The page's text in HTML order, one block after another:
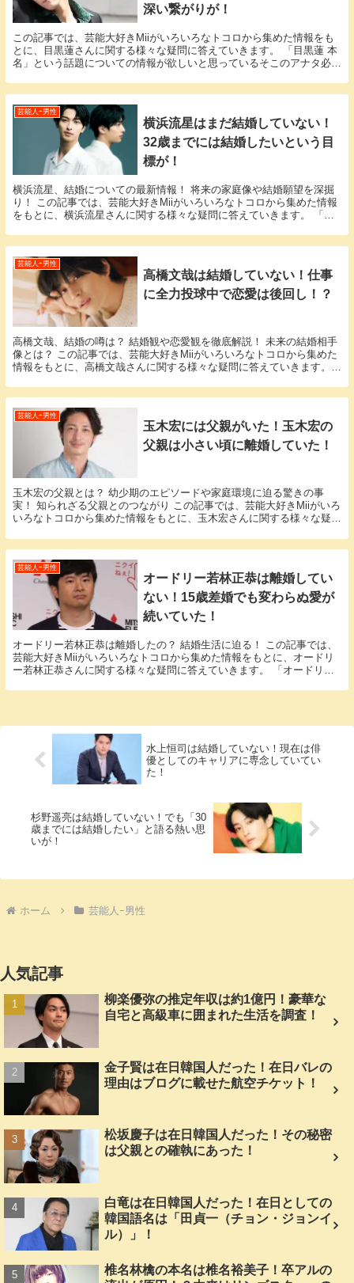
深い繋がりが！
この記事では、芸能大好きMiiがいろいろなトコロから集めた情報をも
とに、目黒蓮さんに関する様々な疑問に答えていきます。 「目黒蓮 本
名」という話題についての情報が欲しいと思っているそこのアナタ必
芸能人ｰ男性
横浜流星はまだ結婚していない！
32歳までには結婚したいという目
標が！
横浜流星、結婚についての最新情報！ 将来の家庭像や結婚願望を深掘
り！ この記事では、芸能大好きMiiがいろいろなトコロから集めた情報
をもとに、横浜流星さんに関する様々な疑問に答えていきます。 「横
芸能人ｰ男性
高橋文哉は結婚していない！仕事
に全力投球中で恋愛は後回し！？
高橋文哉、結婚の噂は？ 結婚観や恋愛観を徹底解説！ 未来の結婚相手
像とは？ この記事では、芸能大好きMiiがいろいろなトコロから集めた
情報をもとに、高橋文哉さんに関する様々な疑問に答えていきます。
芸能人ｰ男性
玉木宏には父親がいた！玉木宏の
父親は小さい頃に離婚していた！
玉木宏の父親とは？ 幼少期のエピソードや家庭環境に迫る驚きの事
実！ 知られざる父親とのつながり この記事では、芸能大好きMiiがいろ
いろなトコロから集めた情報をもとに、玉木宏さんに関する様々な疑問
芸能人ｰ男性
オードリー若林正恭は離婚してい
ない！15歳差婚でも変わらぬ愛が
続いていた！
オードリー若林正恭は離婚したの？ 結婚生活に迫る！ この記事では、
芸能大好きMiiがいろいろなトコロから集めた情報をもとに、オードリ
ー若林正恭さんに関する様々な疑問に答えていきます。 「オードリー
水上恒司は結婚していない！現在は俳
優としてのキャリアに専念していてい
た！
杉野遥亮は結婚していない！でも「30
歳までには結婚したい」と語る熱い思
いが！
ホーム 芸能人ｰ男性
人気記事
柳楽優弥の推定年収は約1億円！豪華な
自宅と高級車に囲まれた生活を調査！
金子賢は在日韓国人だった！在日バレの
理由はブログに載せた航空チケット！
松坂慶子は在日韓国人だった！その秘密
は父親との確執にあった！
白竜は在日韓国人だった！在日としての
韓国語名は「田貞一（チョン・ジョンイ
ル）」！
椎名林檎の本名は椎名裕美子！卒アルの